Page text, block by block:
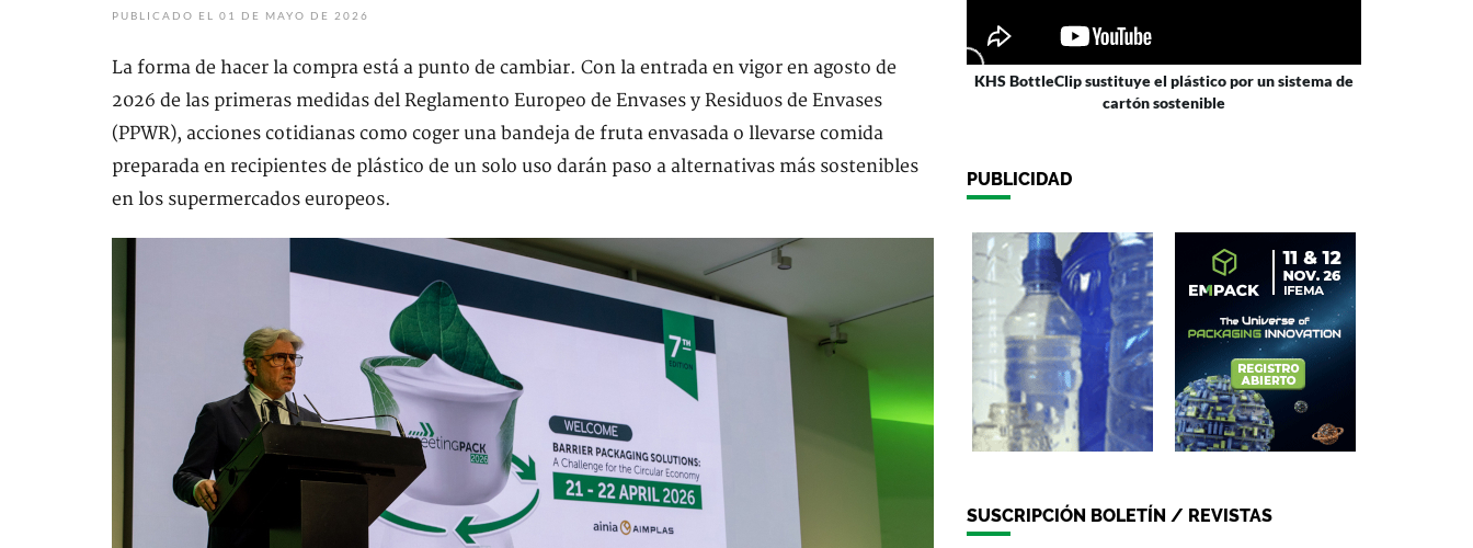
PUBLICADO EL 01 DE MAYO DE 2026
La forma de hacer la compra está a punto de cambiar. Con la entrada en vigor en agosto de
2026 de las primeras medidas del Reglamento Europeo de Envases y Residuos de Envases
(PPWR), acciones cotidianas como coger una bandeja de fruta envasada o llevarse comida
preparada en recipientes de plástico de un solo uso darán paso a alternativas más sostenibles
en los supermercados europeos.
KHS BottleClip sustituye el plástico por un sistema de
cartón sostenible
PUBLICIDAD
SUSCRIPCIÓN BOLETÍN / REVISTAS